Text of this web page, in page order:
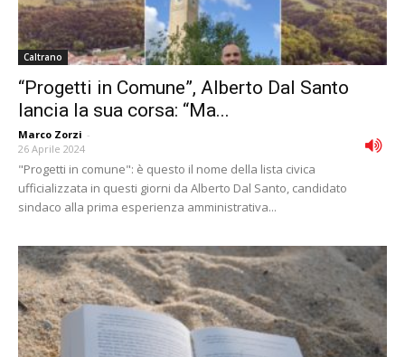
Caltrano
“Progetti in Comune”, Alberto Dal Santo
lancia la sua corsa: “Ma...
Marco Zorzi -
26 Aprile 2024
"Progetti in comune": è questo il nome della lista civica
ufficializzata in questi giorni da Alberto Dal Santo, candidato
sindaco alla prima esperienza amministrativa...